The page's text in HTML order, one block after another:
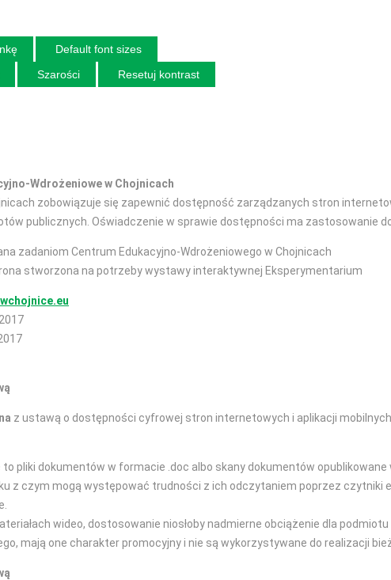
Default font sizes
Szarości
Resetuj kontrast
Wdrożeniowe w Chojnicach
zobowiązuje się zapewnić dostępność zarządzanych stron
publicznych. Oświadczenie w sprawie dostępności ma zastosowanie
zadaniom Centrum Edukacyjno-Wdrożeniowego w Chojnicach
stworzona na potrzeby wystawy interaktywnej Eksperymentarium
z ustawą o dostępności cyfrowej stron internetowych i aplikacji
pliki dokumentów w formacie .doc albo skany dokumentów
z czym mogą występować trudności z ich odczytaniem poprzez
wideo, dostosowanie niosłoby nadmierne obciążenie dla podmiotu
mają one charakter promocyjny i nie są wykorzystywane do realizacji